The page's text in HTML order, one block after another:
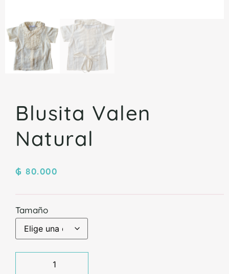
Blusita Valen
Natural
₲ 80.000
Tamaño